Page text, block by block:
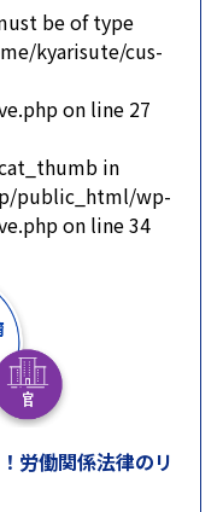
be of type
kyarisute/cus-
on line 27
in
public_html/wp-
on line34
労働関係法律のリ